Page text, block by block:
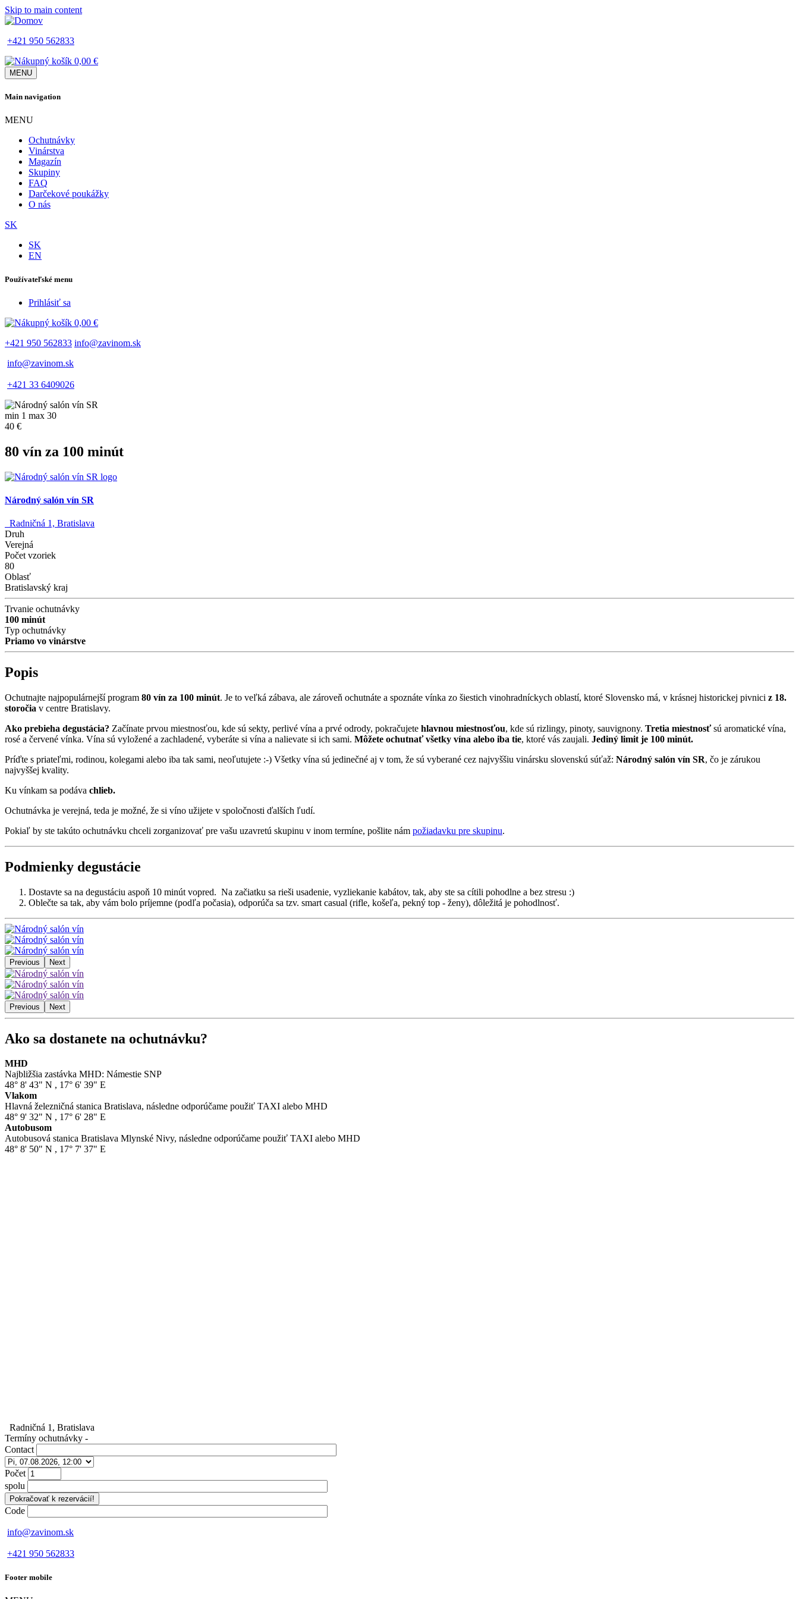
Skip to main content
+421 950 562833
0,00 €
MENU
Main navigation
MENU
Ochutnávky
Vinárstva
Magazín
Skupiny
FAQ
Darčekové poukážky
O nás
SK
SK
EN
Používateľské menu
Prihlásiť sa
0,00 €
+421 950 562833 info@zavinom.sk
info@zavinom.sk
+421 33 6409026
min 1 max 30
40 €
80 vín za 100 minút
Národný salón vín SR
Radničná 1, Bratislava
Druh
Verejná
Počet vzoriek
80
Oblasť
Bratislavský kraj
Trvanie ochutnávky
100 minút
Typ ochutnávky
Priamo vo vinárstve
Popis
Ochutnajte najpopulárnejší program 80 vín za 100 minút. Je to veľká zábava, ale zároveň ochutnáte a spoznáte vínka zo šiestich vinohradníckych oblastí, ktoré Slovensko má, v krásnej historickej pivnici z 18.
storočia v centre Bratislavy.
Ako prebieha degustácia? Začínate prvou miestnosťou, kde sú sekty, perlivé vína a prvé odrody, pokračujete hlavnou miestnosťou, kde sú rizlingy, pinoty, sauvignony. Tretia miestnosťsú aromatické vína,
rosé a červené vínka. Vína sú vyložené a zachladené, vyberáte si vína a nalievate si ich sami. Môžete ochutnať všetky vína alebo iba tie, ktoré vás zaujali. Jediný limit je 100 minút.
Príďte s priateľmi, rodinou, kolegami alebo iba tak sami, neoľutujete :-) Všetky vína sú jedinečné aj v tom, že sú vyberané cez najvyššiu vinársku slovenskú súťaž: Národný salón vín SR, čo je zárukou
najvyššej kvality.
Ku vínkam sa podáva chlieb.
Ochutnávka je verejná, teda je možné, že si víno užijete v spoločnosti ďalších ľudí.
Pokiaľ by ste takúto ochutnávku chceli zorganizovať pre vašu uzavretú skupinu v inom termíne, pošlite nám požiadavku pre skupinu.
Podmienky degustácie
Dostavte sa na degustáciu aspoň 10 minút vopred. Na začiatku sa rieši usadenie, vyzliekanie kabátov, tak, aby ste sa cítili pohodlne a bez stresu :)
Oblečte sa tak, aby vám bolo príjemne (podľa počasia), odporúča sa tzv. smart casual (rifle, košeľa, pekný top - ženy), dôležitá je pohodlnosť.
Previous Next
Previous Next
Ako sa dostanete na ochutnávku?
MHD
Najbližšia zastávka MHD: Námestie SNP
48° 8' 43" N , 17° 6' 39" E
Vlakom
Hlavná železničná stanica Bratislava, následne odporúčame použiť TAXI alebo MHD
48° 9' 32" N , 17° 6' 28" E
Autobusom
Autobusová stanica Bratislava Mlynské Nivy, následne odporúčame použiť TAXI alebo MHD
48° 8' 50" N , 17° 7' 37" E
Radničná 1, Bratislava
Termíny ochutnávky -
Contact
Počet
spolu
Code
info@zavinom.sk
+421 950 562833
Footer mobile